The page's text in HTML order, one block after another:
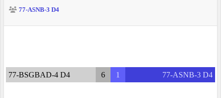
77-ASNB-3 D4
77-BSGBAD-4 D4 6 1 77-ASNB-3 D4